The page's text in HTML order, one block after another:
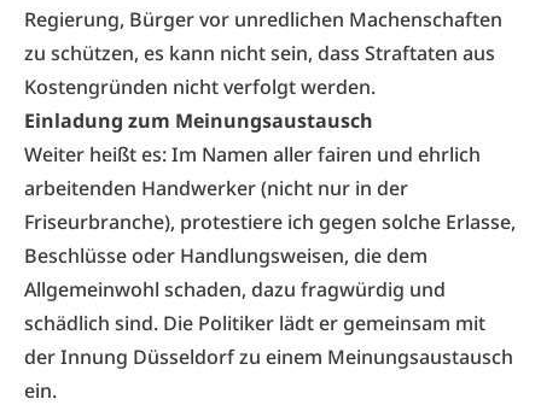
Regierung, Bürger vor unredlichen Machenschaften
zu schützen, es kann nicht sein, dass Straftaten aus
Kostengründen nicht verfolgt werden.
Einladung zum Meinungsaustausch
Weiter heißt es: Im Namen aller fairen und ehrlich
arbeitenden Handwerker (nicht nur in der
Friseurbranche), protestiere ich gegen solche Erlasse,
Beschlüsse oder Handlungsweisen, die dem
Allgemeinwohl schaden, dazu fragwürdig und
schädlich sind. Die Politiker lädt er gemeinsam mit
der Innung Düsseldorf zu einem Meinungsaustausch
ein.